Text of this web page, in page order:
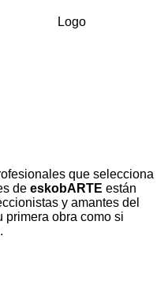
que selecciona
de eskobARTE están
y amantes del
primera obra como si